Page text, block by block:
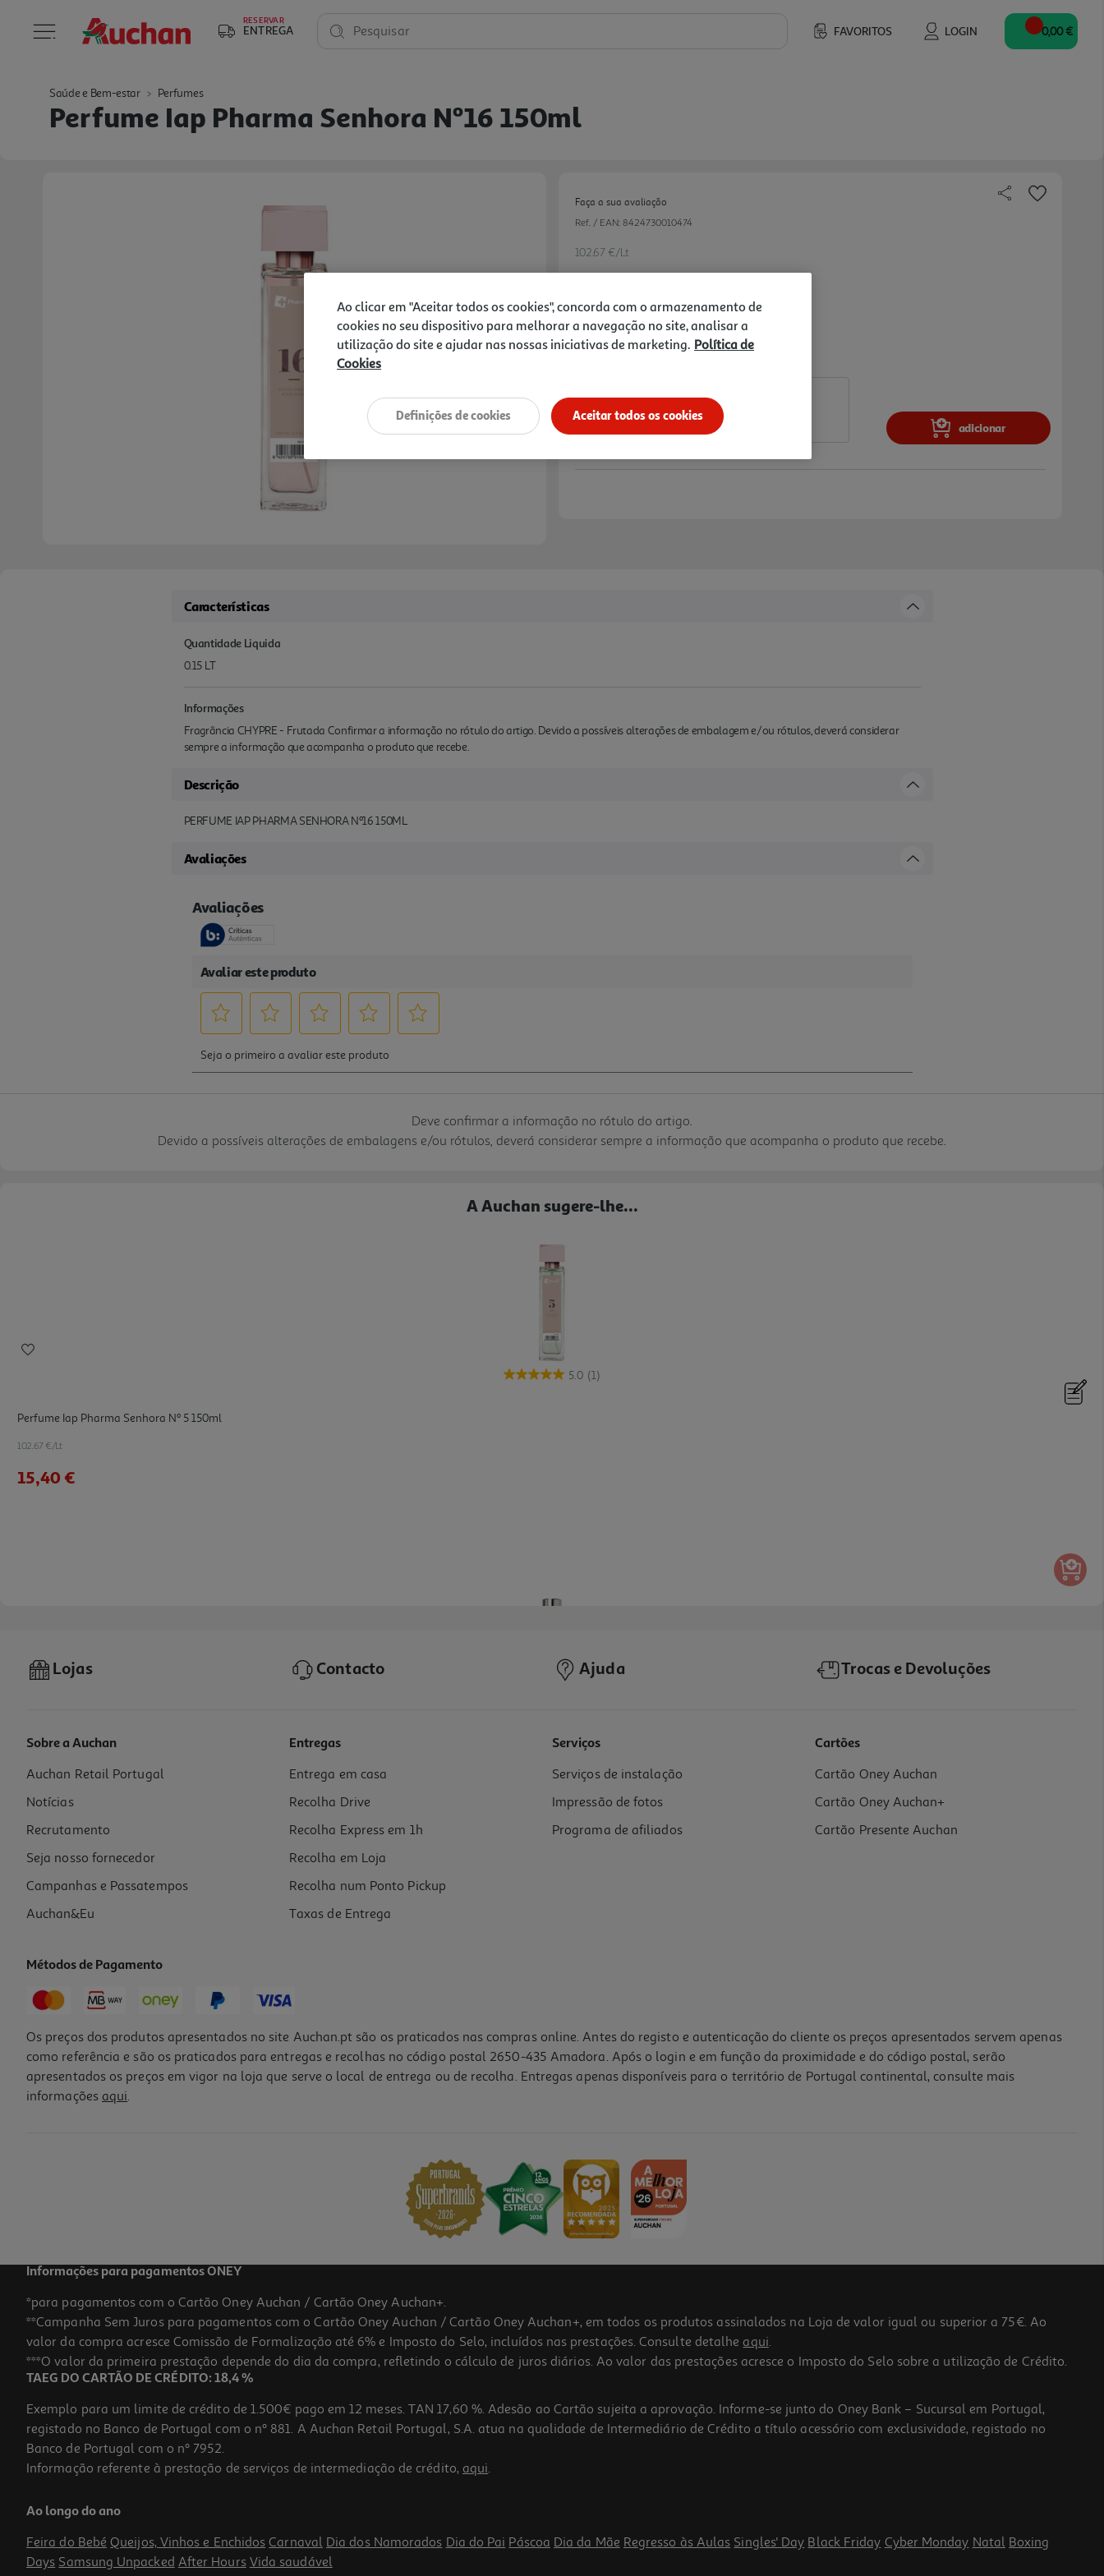
RESERVAR
ENTREGA FAVORITOS LOGIN
Pesquisar 0,00 €
Saúde e Bem-estar Perfumes
Perfume Iap Pharma Senhora Nº16 150ml
Faça a sua avaliação
Ref. / EAN: 8424730010474
102.67 €/Lt
15,40 €
adicionar
Características
Quantidade Liquida
0.15 LT
Informações
Fragrância CHYPRE - Frutada Confirmar a informação no rótulo do artigo. Devido a possíveis alterações de embalagem e/ou rótulos, deverá considerar
sempre a informação que acompanha o produto que recebe.
Descrição
PERFUME IAP PHARMA SENHORA Nº16 150ML
Avaliações
Deve confirmar a informação no rótulo do artigo.
Devido a possíveis alterações de embalagens e/ou rótulos, deverá considerar sempre a informação que acompanha o produto que recebe.
A Auchan sugere-lhe...
5.0 (1)
Perfume Iap Pharma Senhora Nº 5 150ml
102.67 €/Lt
15,40 €
Perfume Iap Pharma Senhora Nº 4 30ml
186.67 €/Lt
5,60 €
186.67 €/Lt
5,60 €
Lojas Contacto Ajuda Trocas e Devoluções
Sobre a Auchan
Auchan Retail Portugal
Notícias
Recrutamento
Seja nosso fornecedor
Campanhas e Passatempos
Auchan&Eu
Entregas
Entrega em casa
Recolha Drive
Recolha Express em 1h
Recolha em Loja
Recolha num Ponto Pickup
Taxas de Entrega
Serviços
Serviços de instalação
Impressão de fotos
Programa de afiliados
Cartões
Cartão Oney Auchan
Cartão Oney Auchan+
Cartão Presente Auchan
Métodos de Pagamento
Os preços dos produtos apresentados no site Auchan.pt são os praticados nas compras online. Antes do registo e autenticação do cliente os preços apresentados servem apenas
como referência e são os praticados para entregas e recolhas no código postal 2650-435 Amadora. Após o login e em função da proximidade e do código postal, serão
apresentados os preços em vigor na loja que serve o local de entrega ou de recolha. Entregas apenas disponíveis para o território de Portugal continental, consulte mais
informações aqui.
Informações para pagamentos ONEY
*para pagamentos com o Cartão Oney Auchan / Cartão Oney Auchan+.
**Campanha Sem Juros para pagamentos com o Cartão Oney Auchan / Cartão Oney Auchan+, em todos os produtos assinalados na Loja de valor igual ou superior a 75€. Ao
valor da compra acresce Comissão de Formalização até 6% e Imposto do Selo, incluídos nas prestações. Consulte detalhe aqui.
***O valor da primeira prestação depende do dia da compra, refletindo o cálculo de juros diários. Ao valor das prestações acresce o Imposto do Selo sobre a utilização de Crédito.
TAEG DO CARTÃO DE CRÉDITO: 18,4 %
Exemplo para um limite de crédito de 1.500€ pago em 12 meses. TAN 17,60 %. Adesão ao Cartão sujeita a aprovação. Informe-se junto do Oney Bank – Sucursal em Portugal,
registado no Banco de Portugal com o nº 881. A Auchan Retail Portugal, S.A. atua na qualidade de Intermediário de Crédito a título acessório com exclusividade, registado no
Banco de Portugal com o nº 7952.
Informação referente à prestação de serviços de intermediação de crédito, aqui.
Ao longo do ano
Feira do Bebé Queijos, Vinhos e Enchidos Carnaval Dia dos Namorados Dia do Pai Páscoa Dia da Mãe Regresso às Aulas Singles' Day Black Friday Cyber Monday Natal Boxing
Days Samsung Unpacked After Hours Vida saudável
Ao clicar em "Aceitar todos os cookies", concorda com o armazenamento de
cookies no seu dispositivo para melhorar a navegação no site, analisar a
utilização do site e ajudar nas nossas iniciativas de marketing. Política de
Cookies
Aceitar todos os cookies
Definições de cookies